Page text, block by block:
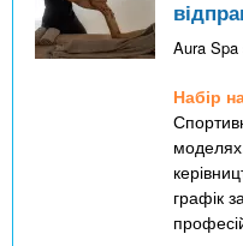
Aura
Набір
графік